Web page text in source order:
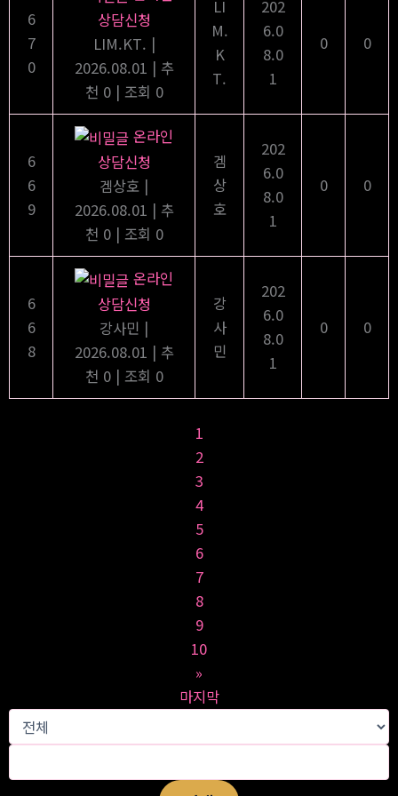
카카오채널
텐
기
Main
홈
자유게시판
이용약관
개인정보처리방침
6
7
0
상담신청
LIM.KT. |
2026.08.01 | 추
천 0 | 조회 0
LI
M.
K
T.
202
6.0
8.0
1
0 0
6
6
9
온라인
상담신청
겜상호 |
2026.08.01 | 추
천 0 | 조회 0
겜
상
호
202
6.0
8.0
1
0 0
6
6
8
온라인
상담신청
강사민 |
2026.08.01 | 추
천 0 | 조회 0
강
사
민
202
6.0
8.0
1
0 0
1
2
3
4
5
6
7
8
9
10
»
마지막
회사명: 홍연남북결혼 대표자: 박준희 사업자등록번호: 341-28-01490
주소: 15352 경기 안산시 단원구 화랑로 402 (고잔동, 신원빌딩) 신원프라자